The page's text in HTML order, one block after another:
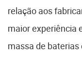
relação aos
maior experiência
massa de